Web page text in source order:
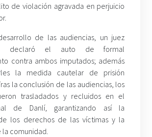
de violación agravada en perjuicio
de las audiencias, un juez
declaró el auto de formal
contra ambos imputados; además
la medida cautelar de prisión
la conclusión de las audiencias, los
trasladados y recluidos en el
de Danlí, garantizando así la
los derechos de las víctimas y la
la comunidad.